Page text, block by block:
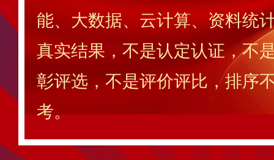
能、大数据、云计算、资料统
真实结果，不是认定认证，不
彰评选，不是评价评比，排序
考。